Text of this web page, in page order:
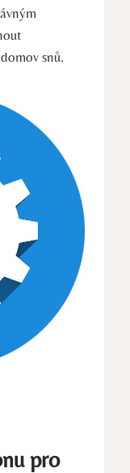
snů.
pro